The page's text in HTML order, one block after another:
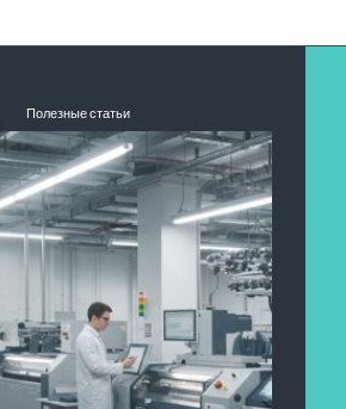
Полезные статьи